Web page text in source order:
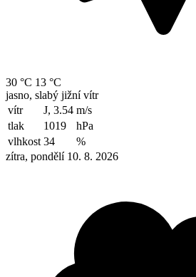
30 °C 13 °C
jasno, slabý jižní vítr
vítr
J, 3.54 m/s
tlak
1019
hPa
vlhkost 34
%
zítra, pondělí 10. 8. 2026